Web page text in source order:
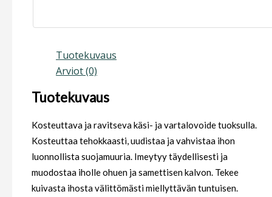
Tuotekuvaus
Arviot (0)
Tuotekuvaus
Kosteuttava ja ravitseva käsi- ja vartalovoide tuoksulla.
Kosteuttaa tehokkaasti, uudistaa ja vahvistaa ihon
luonnollista suojamuuria. Imeytyy täydellisesti ja
muodostaa iholle ohuen ja samettisen kalvon. Tekee
kuivasta ihosta välittömästi miellyttävän tuntuisen.